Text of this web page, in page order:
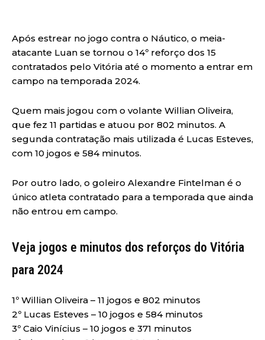
Após estrear no jogo contra o Náutico, o meia-
atacante Luan se tornou o 14º reforço dos 15
contratados pelo Vitória até o momento a entrar em
campo na temporada 2024.
Quem mais jogou com o volante Willian Oliveira,
que fez 11 partidas e atuou por 802 minutos. A
segunda contratação mais utilizada é Lucas Esteves,
com 10 jogos e 584 minutos.
Por outro lado, o goleiro Alexandre Fintelman é o
único atleta contratado para a temporada que ainda
não entrou em campo.
Veja jogos e minutos dos reforços do Vitória
para 2024
1º Willian Oliveira – 11 jogos e 802 minutos
2º Lucas Esteves – 10 jogos e 584 minutos
3º Caio Vinícius – 10 jogos e 371 minutos